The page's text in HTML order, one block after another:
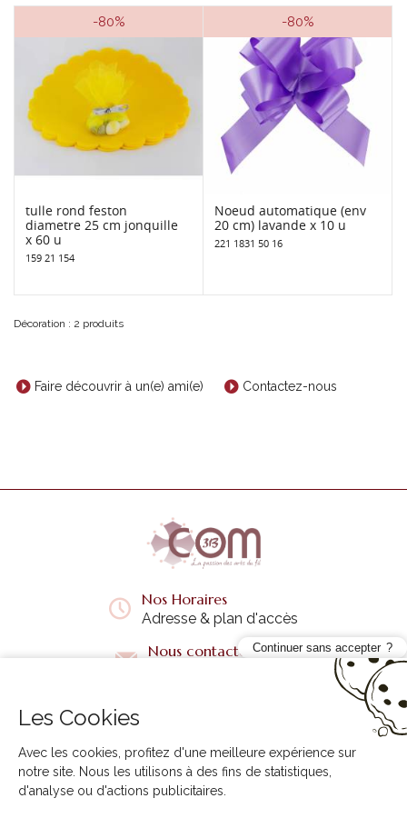
-80%
tulle rond feston
diametre 25 cm jonquille
x 60 u
159 21 154
-80%
Noeud automatique (env
20 cm) lavande x 10 u
221 1831 50 16
Décoration : 2 produits
Faire découvrir à un(e) ami(e) Contactez-nous
Nos Horaires
Adresse & plan d'accès
Nous contacter
Liens utiles +
Continuer sans accepter
Les Cookies
Avec les cookies, profitez d'une meilleure expérience sur
notre site. Nous les utilisons à des fins de statistiques,
d'analyse ou d'actions publicitaires.